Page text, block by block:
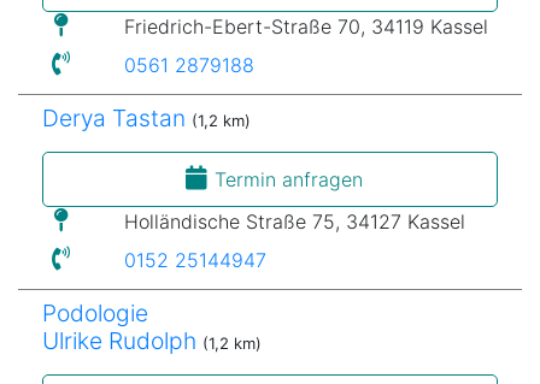
Friedrich-Ebert-Straße 70, 34119 Kassel
0561 2879188
Derya Tastan (1,2 km)
Termin anfragen
Holländische Straße 75, 34127 Kassel
0152 25144947
Podologie
Ulrike Rudolph (1,2 km)